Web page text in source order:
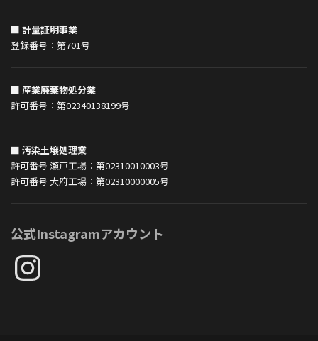
■ 計量証明事業
登録番号：第701号
■ 産業廃棄物処分業
許可番号：第02340138199号
■ 汚染土壌処理業
許可番号 瀬戸工場：第02310010003号
許可番号 大府工場：第02310000005号
公式Instagramアカウント
Instagram